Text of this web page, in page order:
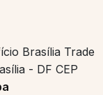
Brasília Trade
- DF CEP